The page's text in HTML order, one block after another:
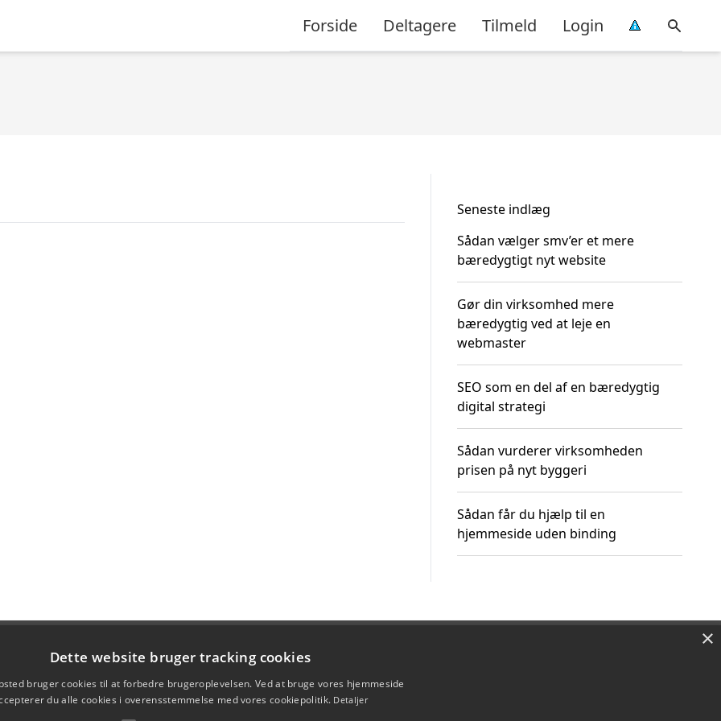
Forside Deltagere Tilmeld Login
Seneste indlæg
Sådan vælger smv’er et mere
bæredygtigt nyt website
Gør din virksomhed mere
bæredygtig ved at leje en
webmaster
SEO som en del af en bæredygtig
digital strategi
Sådan vurderer virksomheden
prisen på nyt byggeri
Sådan får du hjælp til en
hjemmeside uden binding
×
Dette website bruger tracking cookies
bruger cookies til at forbedre brugeroplevelsen. Ved at bruge vores hjemmeside
du alle cookies i overensstemmelse med vores cookiepolitik. Detaljer